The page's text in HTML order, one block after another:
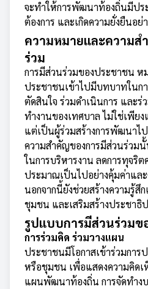
จะทำให้การพัฒนาท้องถิ่นมีปร
ต้องการ และเกิดความยั่งยืนอย่
ความหมายและความส
ร่วม
การมีส่วนร่วมของประชาชน ห
ประชาชนเข้าไปมีบทบาทในก
ตัดสินใจ ร่วมดำเนินการ และร่
ทำงานของเทศบาล ไม่ใช่เพีย
แต่เป็นผู้ร่วมสร้างการพัฒนาไ
ความสำคัญของการมีส่วนร่วมนั้
ในการบริหารงาน ลดการทุจริ
ประมาณเป็นไปอย่างคุ้มค่าและ
นอกจากนี้ยังช่วยสร้างความรู้สึ
ชุมชน และเสริมสร้างประชาธิ
รูปแบบการมีส่วนร่วมข
การร่วมคิด ร่วมวางแผน
ประชาชนมีโอกาสเข้าร่วมกา
หรือชุมชน เพื่อแสดงความคิด
แผนพัฒนาท้องถิ่น การจัดทำง